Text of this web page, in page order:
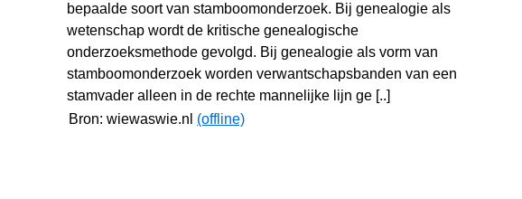
bepaalde soort van stamboomonderzoek. Bij genealogie als
wetenschap wordt de kritische genealogische
onderzoeksmethode gevolgd. Bij genealogie als vorm van
stamboomonderzoek worden verwantschapsbanden van een
stamvader alleen in de rechte mannelijke lijn ge [..]
Bron: wiewaswie.nl (offline)